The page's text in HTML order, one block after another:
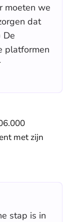
moeten we
dat
De
platformen
met zijn
stap is in